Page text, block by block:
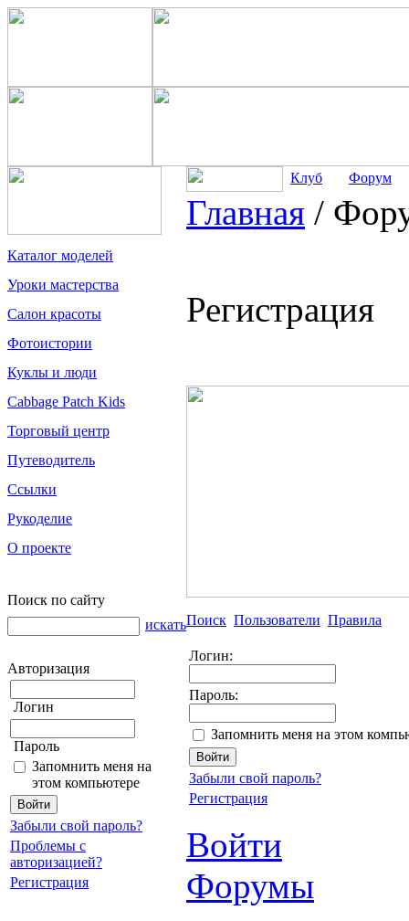
Каталог моделей
Уроки мастерства
Салон красоты
Фотоистории
Куклы и люди
Cabbage Patch Kids
Торговый центр
Путеводитель
Ссылки
Рукоделие
О проекте
Поиск по сайту
искать
Авторизация
Логин
Пароль
Запомнить меня на
этом компьютере
Забыли свой пароль?
Проблемы с
авторизацией?
Регистрация
Клуб Форум
Главная /
Регистрация
Поиск Пользователи Правила
Логин:
Пароль:
Запомнить меня на этом
Забыли свой пароль?
Регистрация
Войти
Форумы